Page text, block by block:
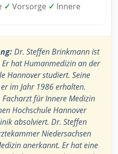
✓ Vorsorge ✓ Innere
Dr. Steffen Brinkmann ist
hat Humanmedizin an der
Hannover studiert. Seine
im Jahr 1986 erhalten.
für Innere Medizin
Hochschule Hannover
absolviert. Dr. Steffen
Niedersachsen
anerkannt. Er hat eine